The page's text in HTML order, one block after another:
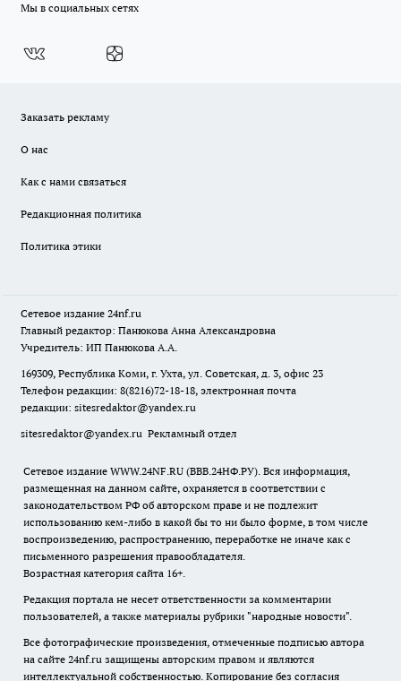
Мы в социальных сетях
Заказать рекламу
О нас
Как с нами связаться
Редакционная политика
Политика этики
Сетевое издание 24nf.ru
Главный редактор: Панюкова Анна Александровна
Учредитель: ИП Панюкова А.А.
169309, Республика Коми, г. Ухта, ул. Советская, д. 3, офис 23
Телефон редакции: 8(8216)72-18-18, электронная почта
редакции: sitesredaktor@yandex.ru
sitesredaktor@yandex.ru Рекламный отдел
Сетевое издание WWW.24NF.RU (ВВВ.24НФ.РУ). Вся информация,
размещенная на данном сайте, охраняется в соответствии с
законодательством РФ об авторском праве и не подлежит
использованию кем-либо в какой бы то ни было форме, в том числе
воспроизведению, распространению, переработке не иначе как с
письменного разрешения правообладателя.
Возрастная категория сайта 16+.
Редакция портала не несет ответственности за комментарии
пользователей, а также материалы рубрики "народные новости".
Все фотографические произведения, отмеченные подписью автора
на сайте 24nf.ru защищены авторским правом и являются
интеллектуальной собственностью. Копирование без согласия